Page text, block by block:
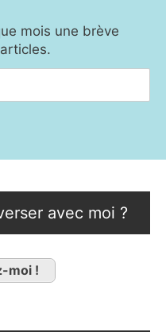
mois une brève
avec moi ?
moi !